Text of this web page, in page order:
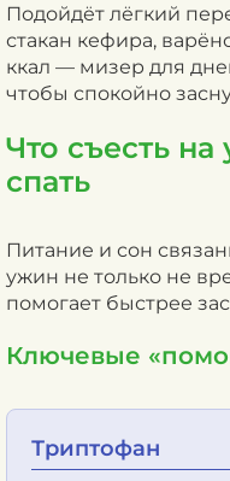
Подойдёт лёгкий
стакан кефира,
ккал — мизер для
чтобы спокойно
Что съесть
спать
Питание и сон
ужин не только не
помогает быстрее
Ключевые
Триптофан